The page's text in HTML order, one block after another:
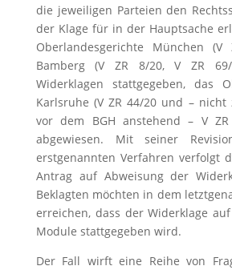
die jeweiligen Parteien den
der Klage für in der Hauptsache
Oberlandesgerichte München (V
Bamberg (V ZR 8/20, V ZR
Widerklagen stattgegeben, das
Karlsruhe (V ZR 44/20 und –
vor dem BGH anstehend – V
abgewiesen. Mit seiner
erstgenannten Verfahren verfolgt
Antrag auf Abweisung der
Beklagten möchten in dem
erreichen, dass der Widerklage
Module stattgegeben wird.
Der Fall wirft eine Reihe von